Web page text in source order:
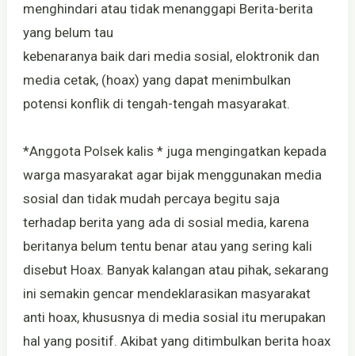
menghindari atau tidak menanggapi Berita-berita
yang belum tau
kebenaranya baik dari media sosial, eloktronik dan
media cetak, (hoax) yang dapat menimbulkan
potensi konflik di tengah-tengah masyarakat.
*Anggota Polsek kalis * juga mengingatkan kepada
warga masyarakat agar bijak menggunakan media
sosial dan tidak mudah percaya begitu saja
terhadap berita yang ada di sosial media, karena
beritanya belum tentu benar atau yang sering kali
disebut Hoax. Banyak kalangan atau pihak, sekarang
ini semakin gencar mendeklarasikan masyarakat
anti hoax, khususnya di media sosial itu merupakan
hal yang positif. Akibat yang ditimbulkan berita hoax